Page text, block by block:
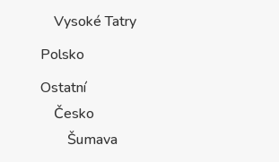
Vysoké Tatry
Polsko
Ostatní
Česko
Šumava